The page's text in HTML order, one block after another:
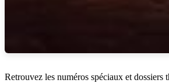
Retrouvez les numéros spéciaux et